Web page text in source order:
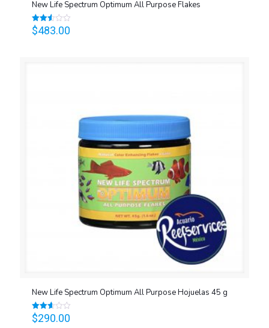
New Life Spectrum Optimum All Purpose Flakes
Valorado
en
$483.00
New Life Spectrum Optimum All Purpose Hojuelas 45 g
Valorado
en
$290.00